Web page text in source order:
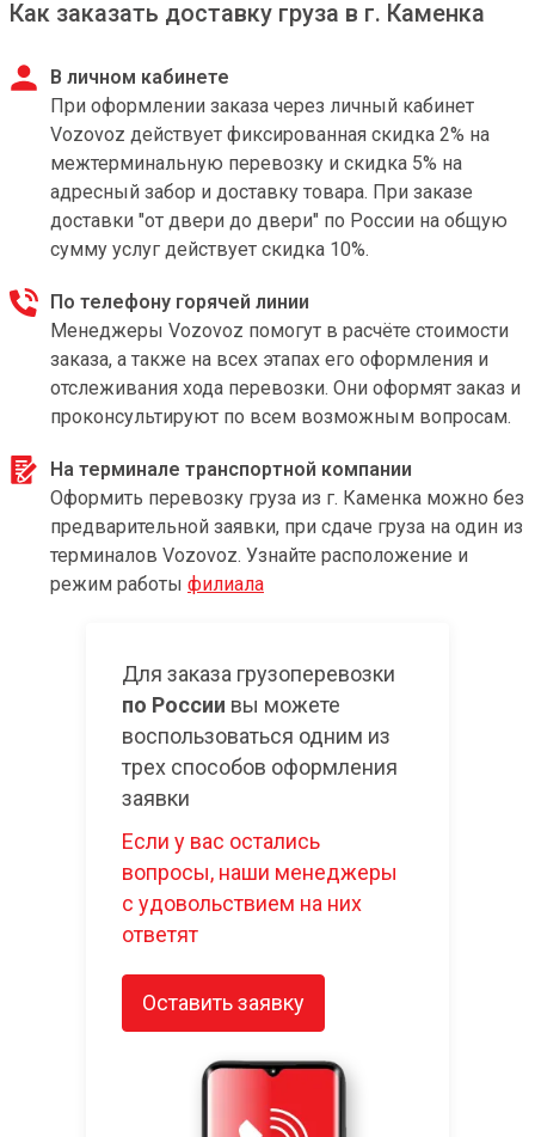
Как заказать доставку груза в г. Каменка
В личном кабинете
При оформлении заказа через личный кабинет
Vozovoz действует фиксированная скидка 2% на
межтерминальную перевозку и скидка 5% на
адресный забор и доставку товара. При заказе
доставки "от двери до двери" по России на общую
сумму услуг действует скидка 10%.
По телефону горячей линии
Менеджеры Vozovoz помогут в расчёте стоимости
заказа, а также на всех этапах его оформления и
отслеживания хода перевозки. Они оформят заказ и
проконсультируют по всем возможным вопросам.
На терминале транспортной компании
Оформить перевозку груза из г. Каменка можно без
предварительной заявки, при сдаче груза на один из
терминалов Vozovoz. Узнайте расположение и
режим работы филиала
Для заказа грузоперевозки
по России вы можете
воспользоваться одним из
трех способов оформления
заявки
Если у вас остались
вопросы, наши менеджеры
с удовольствием на них
ответят
Оставить заявку